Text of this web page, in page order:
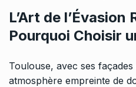
L’Art de l’Évasion
Pourquoi Choisir
Toulouse, avec ses
atmosphère empreinte de